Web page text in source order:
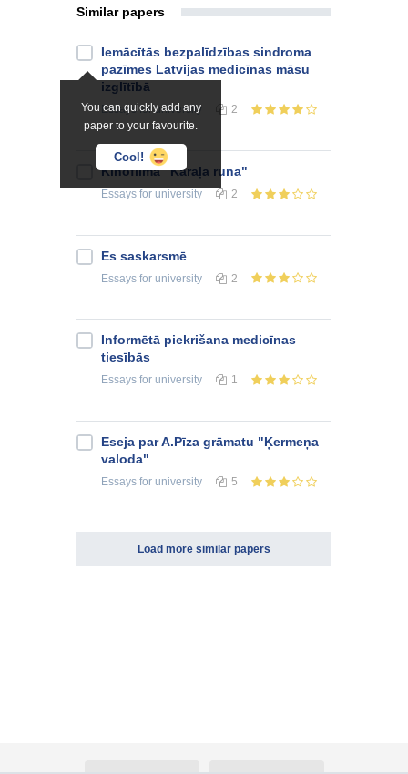
Similar papers
You can quickly add any
paper to your favourite.
Cool!
Iemācītās bezpalīdzības sindroma
pazīmes Latvijas medicīnas māsu
izglītībā
Essaysfor university 2
Kinofilma "Karaļa runa"
Essays for university 2
Es saskarsmē
Essays for university 2
Informētā piekrišana medicīnas
tiesībās
Essays for university 1
Eseja par A.Pīza grāmatu "Ķermeņa
valoda"
Essays for university 5
Load more similar papers